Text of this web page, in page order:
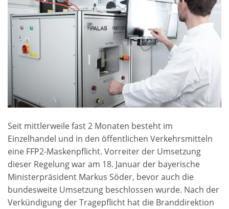
Seit mittlerweile fast 2 Monaten besteht im
Einzelhandel und in den öffentlichen Verkehrsmitteln
eine FFP2-Maskenpflicht. Vorreiter der Umsetzung
dieser Regelung war am 18. Januar der bayerische
Ministerpräsident Markus Söder, bevor auch die
bundesweite Umsetzung beschlossen wurde. Nach der
Verkündigung der Tragepflicht hat die Branddirektion